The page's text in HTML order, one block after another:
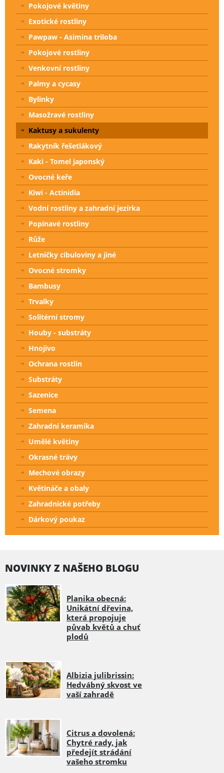
Pokojové květiny
Exotické rostliny
Pawpaw - Asimina triloba
Pokojové rostliny
Venkovní rostliny
Palmy a cycasy
Bylinky
Masožravé rostliny
Kaktusy a sukulenty
Rakytník řešetlákový
Kaki - Tomel japonský
Ovocné keře
Kiwi - Actinidia
Vodní rostliny a zahradní jezírka
Popínavé rostliny
Růže
Letničky cibuloviny a jiné
Ovocné stromky
Bambusy
Trvalky
Solitérní stromy
Houby - substráty
Hnojivo
Ochrana rostlin
Substráty
Sazenice
Semena
Zahradní keramika
Umělé květiny
Okrasné trávy
Mechové obrazy
Květináče a obaly
Zahradnické potřeby
Dárkový poukaz
NOVINKY Z NAŠEHO BLOGU
Planika obecná:
Unikátní dřevina,
která propojuje
půvab květů a chuť
plodů
Albizia julibrissin:
Hedvábný skvost ve
vaší zahradě
Citrus a dovolená:
Chytré rady, jak
předejít strádání
vašeho stromku